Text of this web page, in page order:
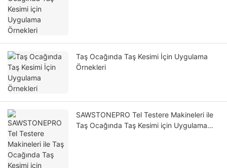
Taş Ocağında Taş Kesimi İçin Uygulama
Örnekleri
SAWSTONEPRO Tel Testere Makineleri ile
Taş Ocağında Taş Kesimi için Uygulama